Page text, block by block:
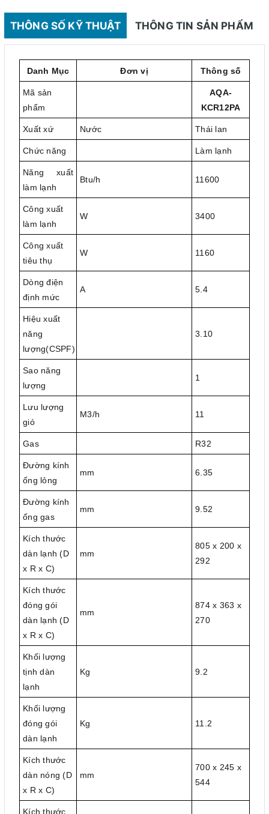
THÔNG SỐ KỸ THUẬT THÔNG TIN SẢN PHẨM
Danh Mục Đơn vị Thông số
Mã sản
phẩm
AQA-
KCR12PA
Xuất xứ Nước Thái lan
Chức năng Làm lạnh
Năng xuất
làm lạnh
Btu/h 11600
Công xuất
làm lạnh
W 3400
Công xuất
tiêu thụ
W 1160
Dòng điện
định mức
A 5.4
Hiệu xuất
năng
lượng(CSPF)
3.10
Sao năng
lượng
1
Lưu lượng
gió
M3/h 11
Gas R32
Đường kính
ống lỏng
mm 6.35
Đường kính
ống gas
mm 9.52
Kích thước
dàn lạnh (D
x R x C)
mm
805 x 200 x
292
Kích thước
đóng gói
dàn lạnh (D
x R x C)
mm
874 x 363 x
270
Khối lượng
tịnh dàn
lạnh
Kg 9.2
Khối lượng
đóng gói
dàn lạnh
Kg 11.2
Kích thước
dàn nóng (D
x R x C)
mm
700 x 245 x
544
Kích thước